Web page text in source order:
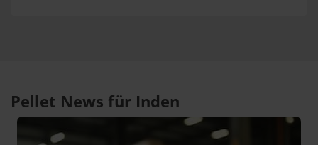
Pellet News für Inden